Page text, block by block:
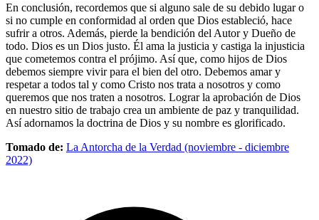
En conclusión, recordemos que si alguno sale de su debido lugar o
si no cumple en conformidad al orden que Dios estableció, hace
sufrir a otros. Además, pierde la bendición del Autor y Dueño de
todo. Dios es un Dios justo. Él ama la justicia y castiga la injusticia
que cometemos contra el prójimo. Así que, como hijos de Dios
debemos siempre vivir para el bien del otro. Debemos amar y
respetar a todos tal y como Cristo nos trata a nosotros y como
queremos que nos traten a nosotros. Lograr la aprobación de Dios
en nuestro sitio de trabajo crea un ambiente de paz y tranquilidad.
Así adornamos la doctrina de Dios y su nombre es glorificado.
Tomado de: La Antorcha de la Verdad (noviembre - diciembre
2022)